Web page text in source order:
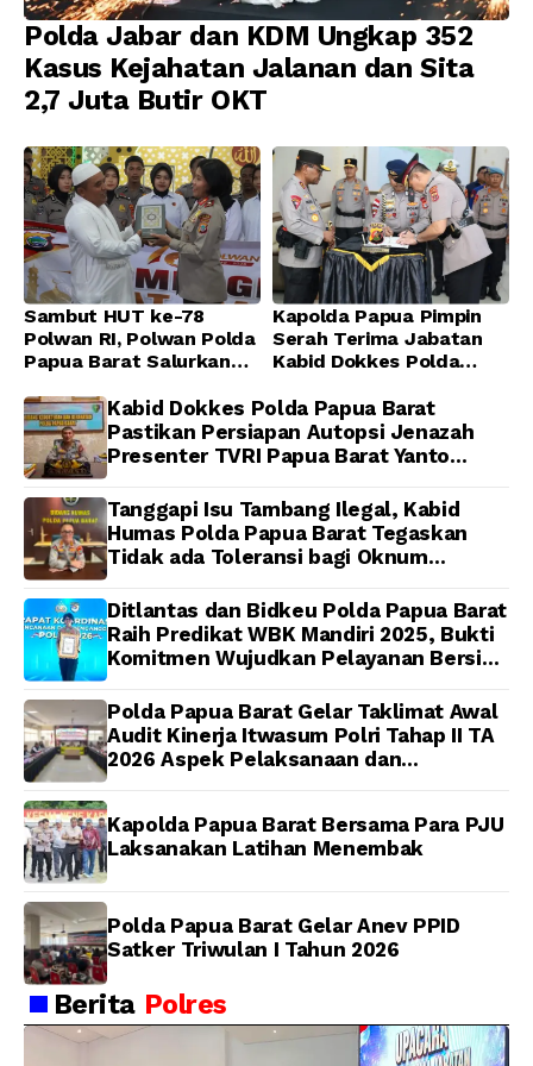
Polda Jabar dan KDM Ungkap 352
Kasus Kejahatan Jalanan dan Sita
2,7 Juta Butir OKT
Sambut HUT ke-78
Polwan RI, Polwan Polda
Papua Barat Salurkan
Ibadah Bersama di
Masjid Al-Muhajirin
Kapolda Papua Pimpin
Serah Terima Jabatan
Kabid Dokkes Polda
Kabid Dokkes Polda Papua Barat
Pastikan Persiapan Autopsi Jenazah
Presenter TVRI Papua Barat Yanto
Dijadwalkan Kamis
Tanggapi Isu Tambang Ilegal, Kabid
Humas Polda Papua Barat Tegaskan
Tidak ada Toleransi bagi Oknum
Ditlantas dan Bidkeu Polda Papua Barat
Raih Predikat WBK Mandiri 2025, Bukti
Komitmen Wujudkan Pelayanan Bersih
Polda Papua Barat Gelar Taklimat Awal
Audit Kinerja Itwasum Polri Tahap II TA
2026 Aspek Pelaksanaan dan
Kapolda Papua Barat Bersama Para PJU
Laksanakan Latihan Menembak
Polda Papua Barat Gelar Anev PPID
Satker Triwulan I Tahun 2026
Berita Polres